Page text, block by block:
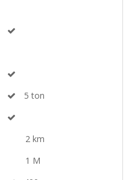
5 ton
2 km
1 M